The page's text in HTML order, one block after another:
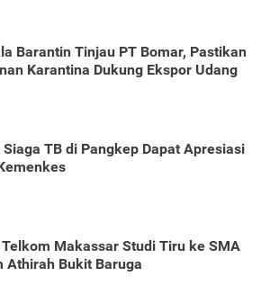
Barantin Tinjau PT Bomar, Pastikan
Karantina Dukung Ekspor Udang
Siaga TB di Pangkep Dapat Apresiasi
Makassar Studi Tiru ke SMA
Athirah Bukit Baruga